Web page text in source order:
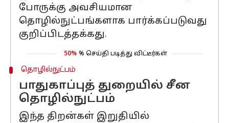
போருக்கு அவசியமான
தொழில்நுட்பங்களாக பார்க்கப்படுவது
குறிப்பிடத்தக்கது.
50% % செய்தி படித்து விட்டீர்கள்
தொழில்நுட்பம்
பாதுகாப்புத் துறையில் சீன
தொழில்நுட்பம்
இந்த திறன்கள் இறுதியில்